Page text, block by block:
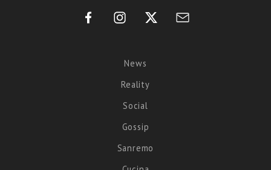
News
Reality
Social
Gossip
Sanremo